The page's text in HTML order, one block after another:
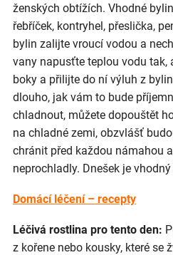
ženských obtížích. Vhodné
řebříček, kontryhel, přeslička,
bylin zalijte vroucí vodou a
vany napusťte teplou vodu tak,
boky a přilijte do ní výluh z
dlouho, jak vám to bude
chladnout, můžete dopouštět
na chladné zemi, obzvlášť
chránit před každou námahou
neprochladly. Dnešek je
Domácí léčení – recepty
Léčivá rostlina pro tento den:
z kořene nebo kousky, které se